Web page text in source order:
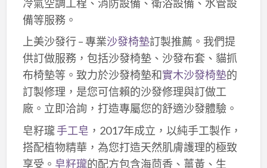
冷氣空調工程、消防設備、衛浴設備、水管設
備等服務。
上美沙發行 – 專業沙發椅墊訂製推薦。我們提
供訂做服務，包括沙發椅墊、沙發布套、貓抓
布椅墊等。致力於沙發椅墊和實木沙發椅墊的
訂製修理，是您可信賴的沙發修理與訂做工
廠。立即洽詢，打造專屬您的舒適沙發體驗。
皂籽瓏手工皂 ，2017年成立，以純手工製作，
搭配植物精華，為您打造天然肌膚護理的極致
享受。 皂籽瓏的配方包含海茴香、薑黃、生